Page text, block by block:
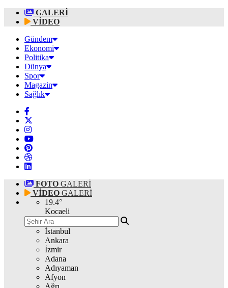
GALERİ
VİDEO
Gündem
Ekonomi
Politika
Dünya
Spor
Magazin
Sağlık
FOTO GALERİ
VİDEO GALERİ
19.4°
Kocaeli
İstanbul
Ankara
İzmir
Adana
Adıyaman
Afyon
Ağrı